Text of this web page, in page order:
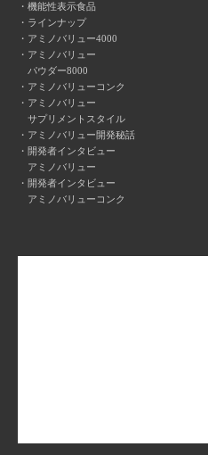
機能性表示食品
ラインナップ
アミノバリュー4000
アミノバリュー
パウダー8000
アミノバリューコンク
アミノバリュー
サプリメントスタイル
アミノバリュー開発秘話
開発者インタビュー
アミノバリュー
開発者インタビュー
アミノバリューコンク